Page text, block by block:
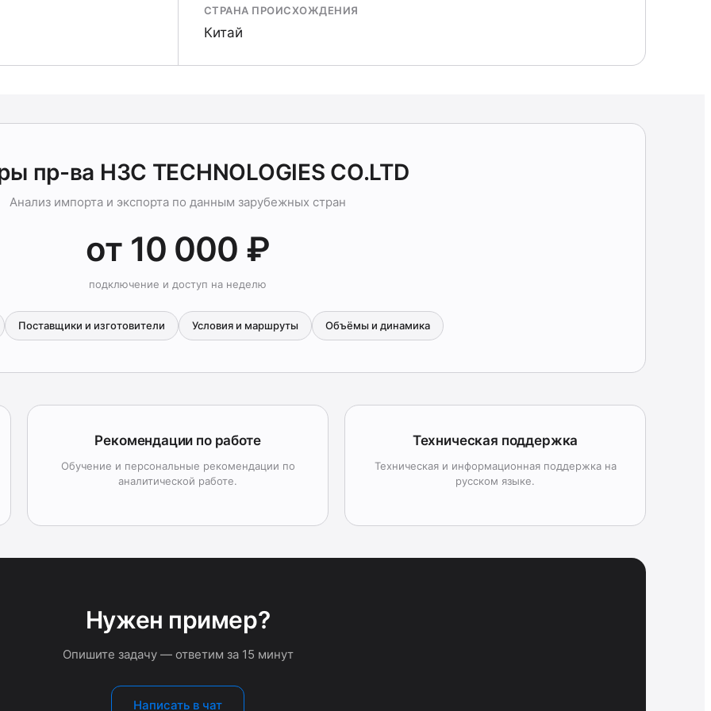
СТРАНА ПРОИСХОЖДЕНИЯ
Китай
пр-ва Н3С TECHNOLOGIES СО.LTD
Анализ импорта и экспорта по данным зарубежных стран
от 10 000 ₽
подключение и доступ на неделю
Поставщики и изготовители Условия и маршруты Объёмы и динамика
Рекомендации по работе
Обучение и персональные рекомендации по
аналитической работе.
Техническая поддержка
Техническая и информационная поддержка на
русском языке.
Нужен пример?
Опишите задачу — ответим за 15 минут
Написать в чат